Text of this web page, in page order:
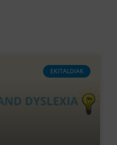
EKITALDIAK